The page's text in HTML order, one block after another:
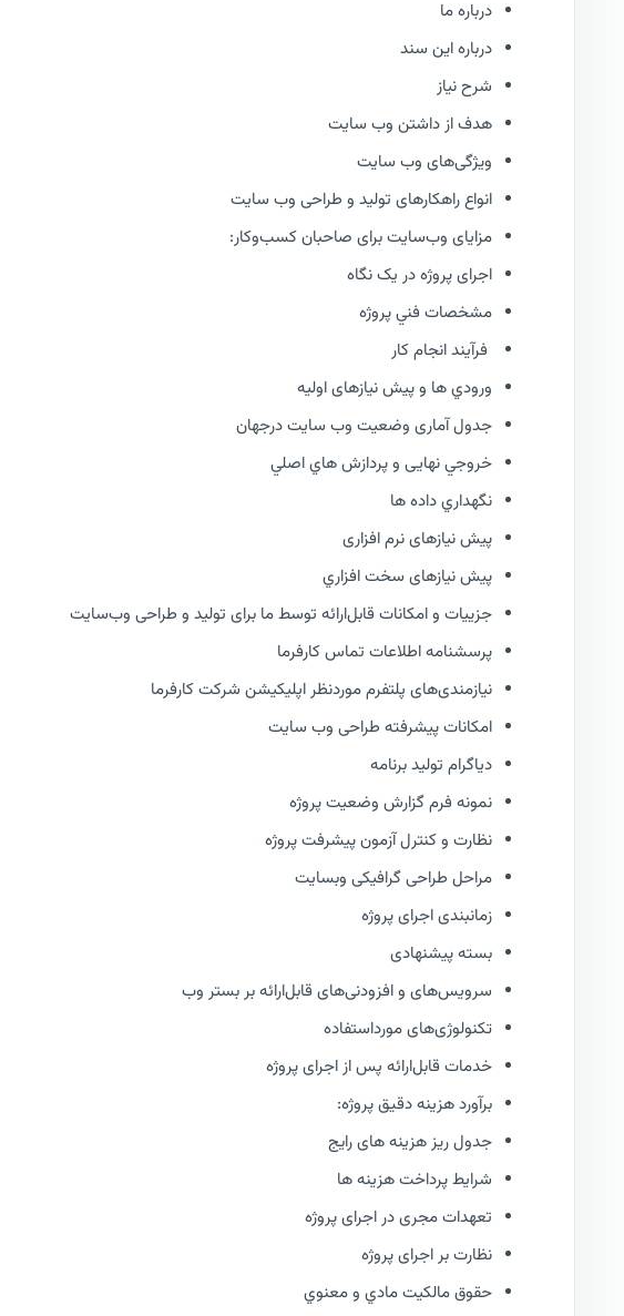
درباره ما
درباره این سند
شرح نیاز
هدف از داشتن وب سایت
ویژگی‌های وب سایت
انواع راهکارهای تولید و طراحی وب سایت
مزایای وب‌سایت برای صاحبان کسب‌وکار:
اجرای پروژه در یک نگاه
مشخصات فني پروژه
فرآيند انجام کار
ورودي ها و پیش نیازهای اولیه
جدول آماری وضعیت وب سایت درجهان
خروجي نهایی و پردازش هاي اصلي
نگهداري داده ها
پیش نیازهای نرم افزاری
پیش نیازهای سخت افزاري
جزییات و امکانات قابل‌ارائه توسط ما برای تولید و طراحی وب‌سایت
پرسشنامه اطلاعات تماس کارفرما
نیازمندی‌های پلتفرم موردنظر اپلیکیشن شرکت کارفرما
امکانات پیشرفته طراحی وب سایت
دیاگرام تولید برنامه
نمونه فرم گزارش وضعيت پروژه
نظارت و كنترل آزمون پیشرفت پروژه
مراحل طراحی گرافیکی وبسایت
زمانبندی اجرای پروژه
بسته پیشنهادی
سرویس‌های و افزودنی‌های قابل‌ارائه بر بستر وب
تکنولوژی‌های مورداستفاده
خدمات قابل‌ارائه پس از اجرای پروژه
برآورد هزینه دقیق پروژه:
جدول ریز هزینه های رایج
شرایط پرداخت هزینه ها
تعهدات مجری در اجرای پروژه
نظارت بر اجرای پروژه
حقوق مالكيت مادي و معنوي